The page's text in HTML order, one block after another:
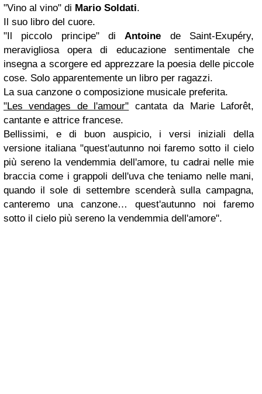
"Vino al vino" di Mario Soldati.
Il suo libro del cuore.
"Il piccolo principe" diAntoine de Saint-Exupéry,
meravigliosa opera di educazione sentimentale che
insegna a scorgere ed apprezzare la poesia delle piccole
cose. Solo apparentemente un libro per ragazzi.
La sua canzone o composizione musicale preferita.
"Les vendages de l'amour" cantata da Marie Laforêt,
cantante e attrice francese.
Bellissimi, e di buon auspicio, i versi iniziali della
versione italiana "quest'autunno noi faremo sotto il cielo
più sereno la vendemmia dell'amore, tu cadrai nelle mie
braccia come i grappoli dell'uva che teniamo nelle mani,
quando il sole di settembre scenderà sulla campagna,
canteremo una canzone… quest'autunno noi faremo
sotto il cielo più sereno la vendemmia dell'amore".